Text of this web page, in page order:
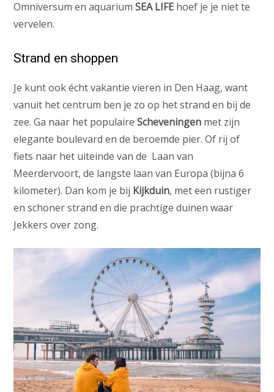
Omniversum en aquariumSEA LIFE hoef je je niet te
vervelen.
Strand en shoppen
Je kunt ook écht vakantie vieren in Den Haag, want
vanuit het centrum ben je zo op het strand en bij de
zee. Ga naar het populaireScheveningen met zijn
elegante boulevard en de beroemde pier. Of rij of
fiets naar het uiteinde van de Laan van
Meerdervoort, de langste laan van Europa (bijna 6
kilometer). Dan kom je bij Kijkduin, met een rustiger
en schoner strand en die prachtige duinen waar
Jekkers over zong.